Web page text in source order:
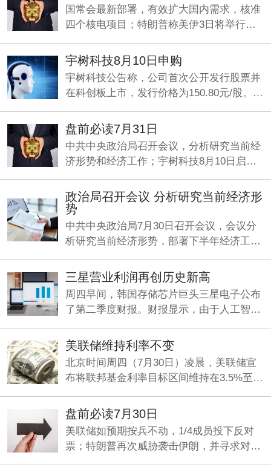
国常会最新部署，有效扩大国内需求，核准
四个核电项目；特朗普称美伊3日将举行谈
策工具的作用。
宇树科技8月10日申购
宇树科技公告称，公司首次公开发行股票并
在科创板上市，发行价格为150.80元/股。本
为8月10日，缴款日为8月12日。
盘前必读7月31日
中共中央政治局召开会议，分析研究当前经
济形势和经济工作；宇树科技8月10日启动
代表格里尔举行视频通话。
政治局召开会议 分析研究当前经济形
势
中共中央政治局7月30日召开会议，会议分
析研究当前经济形势，部署下半年经济工
三星营业利润再创历史新高
周四早间，韩国存储芯片巨头三星电子公布
了第二季度财报。财报显示，由于人工智能
长，公司Q2营收、利润双双大增，其中营业
利润同比暴增1814%，再创历史新高。
美联储维持利率不变
北京时间周四（7月30日）凌晨，美联储宣
布将联邦基金利率目标区间维持在3.5%至
美联储连续第五次“按兵不动”。
盘前必读7月30日
美联储如预期按兵不动，1/4成员投下反对
票；特朗普再次威胁袭击伊朗，并寻求对伊